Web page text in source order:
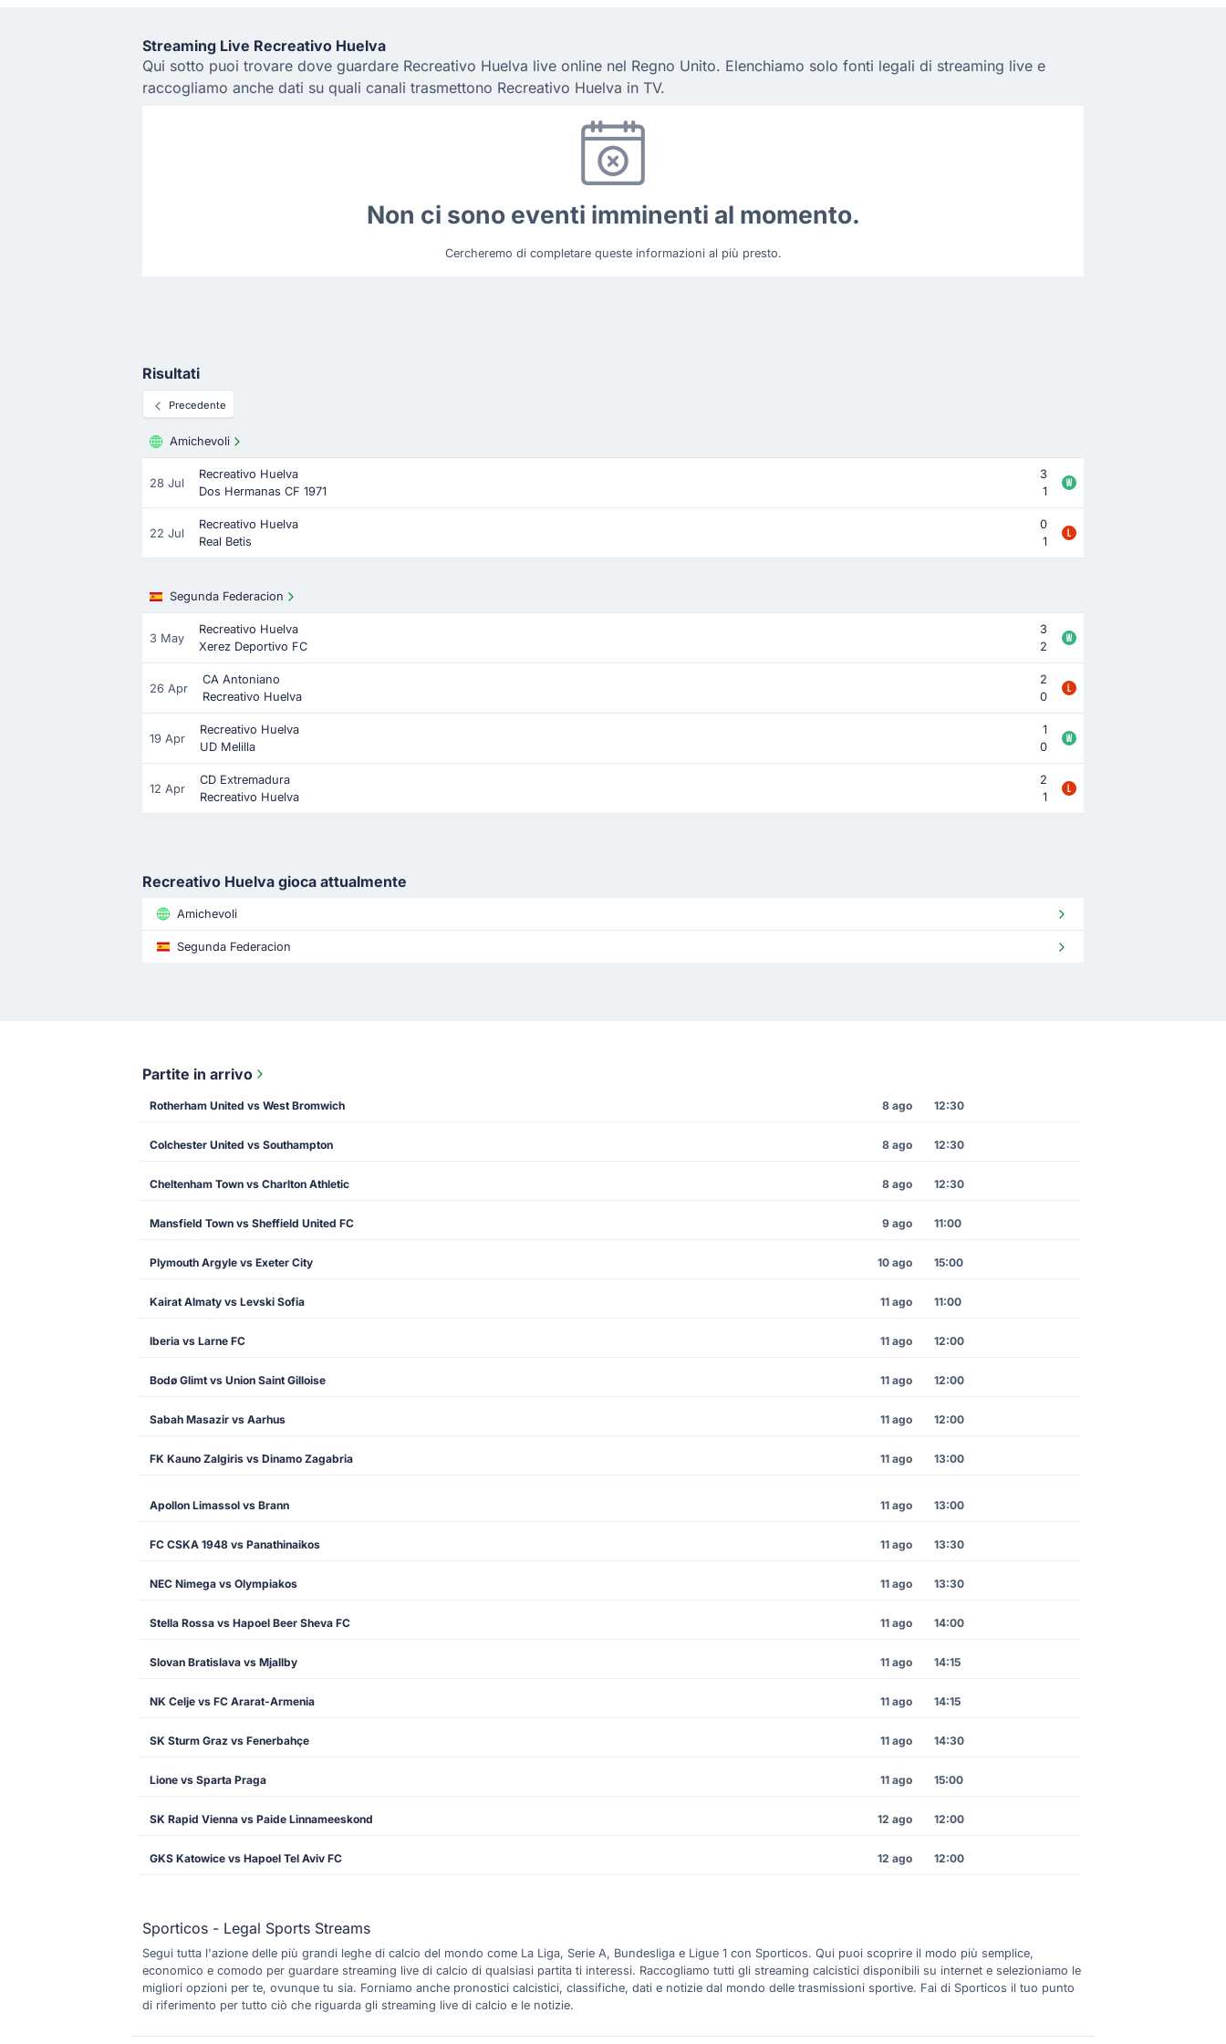
Streaming Live Recreativo Huelva
Qui sotto puoi trovare dove guardare Recreativo Huelva live online nel Regno Unito. Elenchiamo solo fonti legali di streaming live e
raccogliamo anche dati su quali canali trasmettono Recreativo Huelva in TV.
Non ci sono eventi imminenti al momento.
Cercheremo di completare queste informazioni al più presto.
Risultati
Precedente
Amichevoli
28 Jul
Recreativo Huelva
3
Dos Hermanas CF 1971
1
22 Jul
Recreativo Huelva
0
Real Betis
1
Segunda Federacion
3 May
Recreativo Huelva
3
Xerez Deportivo FC
2
26 Apr
CA Antoniano
2
Recreativo Huelva
0
19 Apr
Recreativo Huelva
1
UD Melilla
0
12 Apr
CD Extremadura
2
Recreativo Huelva
1
Recreativo Huelva gioca attualmente
Amichevoli
Segunda Federacion
Partite in arrivo
Rotherham United vs West Bromwich 8 ago 12:30
Colchester United vs Southampton 8 ago 12:30
Cheltenham Town vs Charlton Athletic 8 ago 12:30
Mansfield Town vs Sheffield United FC 9 ago 11:00
Plymouth Argyle vs Exeter City 10 ago 15:00
Kairat Almaty vs Levski Sofia 11 ago 11:00
Iberia vs Larne FC 11 ago 12:00
Bodø Glimt vs Union Saint Gilloise 11 ago 12:00
Sabah Masazir vs Aarhus 11 ago 12:00
FK Kauno Zalgiris vs Dinamo Zagabria 11 ago 13:00
Apollon Limassol vs Brann 11 ago 13:00
FC CSKA 1948 vs Panathinaikos 11 ago 13:30
NEC Nimega vs Olympiakos 11 ago 13:30
Stella Rossa vs Hapoel Beer Sheva FC 11 ago 14:00
Slovan Bratislava vs Mjallby 11 ago 14:15
NK Celje vs FC Ararat-Armenia 11 ago 14:15
SK Sturm Graz vs Fenerbahçe 11 ago 14:30
Lione vs Sparta Praga 11 ago 15:00
SK Rapid Vienna vs Paide Linnameeskond 12 ago 12:00
GKS Katowice vs Hapoel Tel Aviv FC 12 ago 12:00
Sporticos - Legal Sports Streams
Segui tutta l'azione delle più grandi leghe di calcio del mondo come La Liga, Serie A, Bundesliga e Ligue 1 con Sporticos. Qui puoi scoprire il modo più semplice,
economico e comodo per guardare streaming live di calcio di qualsiasi partita ti interessi. Raccogliamo tutti gli streaming calcistici disponibili su internet e selezioniamo le
migliori opzioni per te, ovunque tu sia. Forniamo anche pronostici calcistici, classifiche, dati e notizie dal mondo delle trasmissioni sportive. Fai di Sporticos il tuo punto
di riferimento per tutto ciò che riguarda gli streaming live di calcio e le notizie.